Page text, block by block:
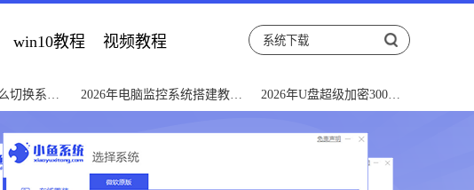
win10教程 视频教程
切换系统
2026年电脑监控系统搭建教程
小白必看
2026年U盘超级加密3000
加密教程